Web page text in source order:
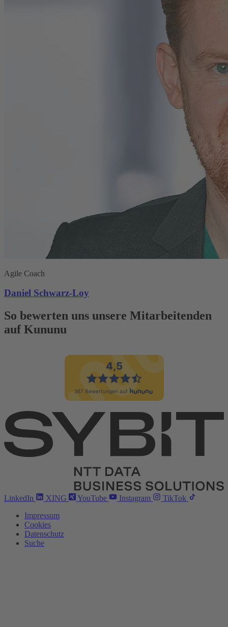
Agile Coach
Daniel Schwarz-Loy
So bewerten uns unsere Mitarbeitenden
auf Kununu
LinkedIn XING YouTube Instagram
TikTok
Impressum
Cookies
Datenschutz
Suche